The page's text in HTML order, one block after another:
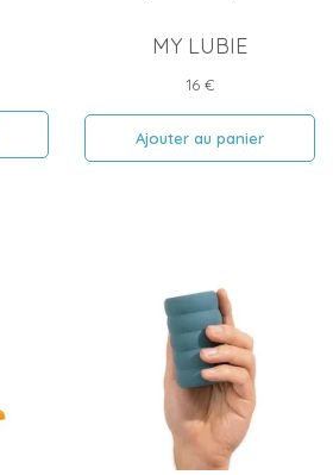
MY LUBIE
Prix
16 €
Ajouter au panier